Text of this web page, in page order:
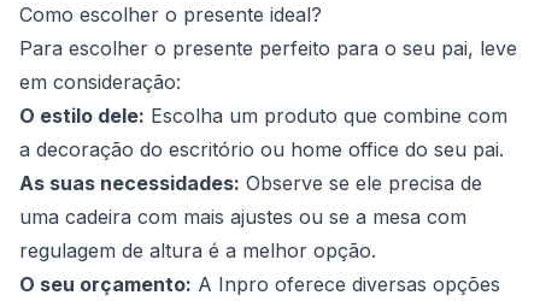
Como escolher o presente ideal?
Para escolher o presente perfeito para o seu pai, leve
em consideração:
O estilo dele: Escolha um produto que combine com
a decoração do escritório ou home office do seu pai.
As suas necessidades: Observe se ele precisa de
uma cadeira com mais ajustes ou se a mesa com
regulagem de altura é a melhor opção.
O seu orçamento: A Inpro oferece diversas opções